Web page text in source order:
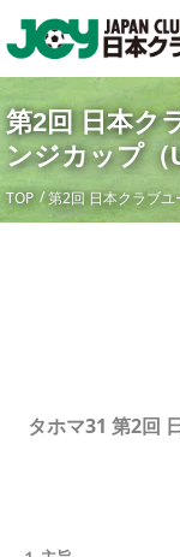
第2回 日本ク
ンジカップ（
TOP 第2回 日本クラブユ
タホマ31 第2回